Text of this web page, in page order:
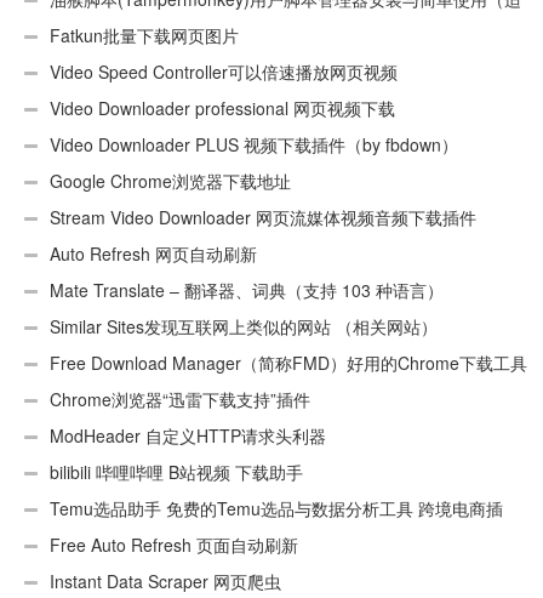
用Android）
Fatkun批量下载网页图片
Video Speed Controller可以倍速播放网页视频
Video Downloader professional 网页视频下载
Video Downloader PLUS 视频下载插件（by fbdown）
Google Chrome浏览器下载地址
Stream Video Downloader 网页流媒体视频音频下载插件
Auto Refresh 网页自动刷新
Mate Translate – 翻译器、词典（支持 103 种语言）
Similar Sites发现互联网上类似的网站 （相关网站）
Free Download Manager（简称FMD）好用的Chrome下载工具
插件Chrome浏览器“迅雷下载支持”插件
ModHeader 自定义HTTP请求头利器
bilibili 哔哩哔哩 B站视频 下载助手
Temu选品助手 免费的Temu选品与数据分析工具 跨境电商插
件 Free Auto Refresh 页面自动刷新
Instant Data Scraper 网页爬虫